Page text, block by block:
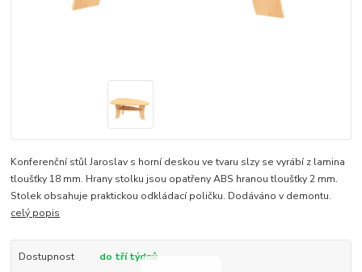
Konferenční stůl Jaroslav s horní deskou ve tvaru slzy se vyrábí z lamina
tloušťky 18 mm. Hrany stolku jsou opatřeny ABS hranou tloušťky 2 mm.
Stolek obsahuje praktickou odkládací poličku. Dodáváno v demontu.
celý popis
Dostupnost
do tří týdnů